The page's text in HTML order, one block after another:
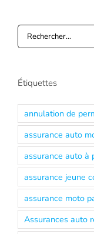
Rechercher:
Étiquettes
annulation de
assurance auto
assurance auto à
assurance jeune
assurance moto
Assurances auto